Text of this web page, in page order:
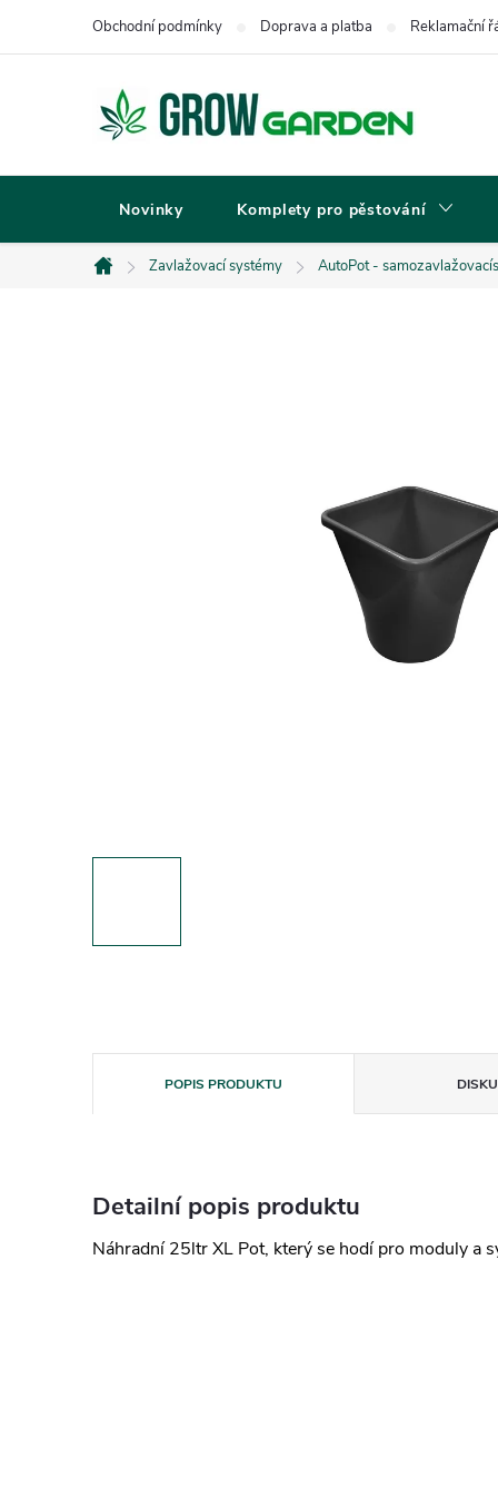
Obchodní podmínky Doprava a platba Reklamační
Novinky Komplety pro pěstování
Domů
Zavlažovací systémy AutoPot -
POPIS PRODUKTU
Detailní popis produktu
Náhradní 25ltr XL Pot, který se hodí pro moduly a